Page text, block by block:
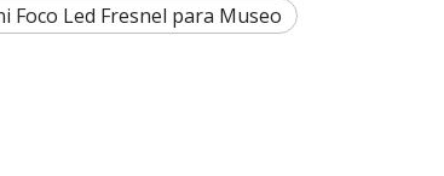
Foco Led Fresnel para Museo